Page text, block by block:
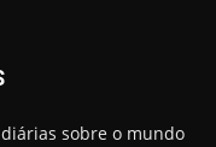
sobre o mundo